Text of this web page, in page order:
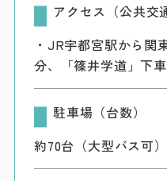
アクセス（公共交
・JR宇都宮駅から関
分、「篠井学道」下
駐車場（台数）
約70台（大型バス可）